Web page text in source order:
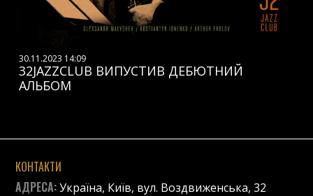
30.11.2023 14:09
32JAZZCLUB ВИПУСТИВ ДЕБЮТНИЙ
АЛЬБОМ
КОНТАКТИ
АДРЕСА:Україна, Київ, вул. Воздвиженська, 32